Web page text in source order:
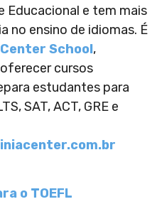
Educacional e tem mais
no ensino de idiomas. É
School,
cursos
estudantes para
SAT, ACT, GRE e
o TOEFL